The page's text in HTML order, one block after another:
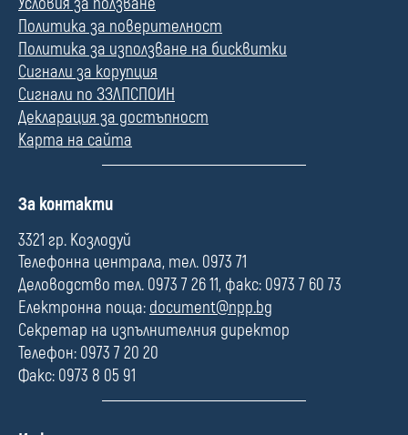
Политика за поверителност
Политика за използване на бисквитки
Сигнали за корупция
Сигнали по ЗЗЛПСПОИН
Декларация за достъпност
Карта на сайта
П
л
е
За контакти
3321 гр. Козлодуй
Телефонна централа, тел. 0973 71
Деловодство тел. 0973 7 26 11, факс: 0973 7 60 73
Електронна поща: document@npp.bg
Секретар на изпълнителния директор
Телефон: 0973 7 20 20
Факс: 0973 8 05 91